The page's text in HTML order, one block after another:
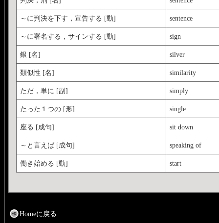
～に判決を下す，宣告する [動] sentence
～に署名する，サインする [動] sign
銀 [名] silver
類似性 [名] similarity
ただ，単に [副] simply
たった１つの [形] single
座る [成句] sit down
～と言えば [成句] speaking of
働き始める [動] start
Homeに戻る